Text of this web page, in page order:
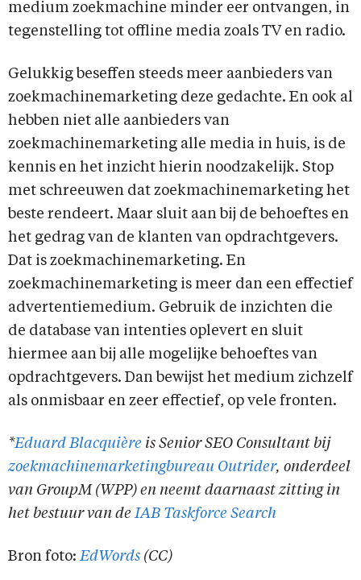
medium zoekmachine minder eer ontvangen, in
tegenstelling tot offline media zoals TV en radio.
Gelukkig beseffen steeds meer aanbieders van
zoekmachinemarketing deze gedachte. En ook al
hebben niet alle aanbieders van
zoekmachinemarketing alle media in huis, is de
kennis en het inzicht hierin noodzakelijk. Stop
met schreeuwen dat zoekmachinemarketing het
beste rendeert. Maar sluit aan bij de behoeftes en
het gedrag van de klanten van opdrachtgevers.
Dat is zoekmachinemarketing. En
zoekmachinemarketing is meer dan een effectief
advertentiemedium. Gebruik de inzichten die
de database van intenties oplevert en sluit
hiermee aan bij alle mogelijke behoeftes van
opdrachtgevers. Dan bewijst het medium zichzelf
als onmisbaar en zeer effectief, op vele fronten.
*Eduard Blacquière is Senior SEO Consultant bij
zoekmachinemarketingbureau Outrider, onderdeel
van GroupM (WPP) en neemt daarnaast zitting in
het bestuur van de IAB Taskforce Search
Bron foto: EdWords (CC)